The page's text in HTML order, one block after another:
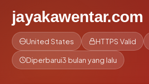
jayakawentar.com
United States HTTPS Valid
Diperbarui3 bulan yang lalu